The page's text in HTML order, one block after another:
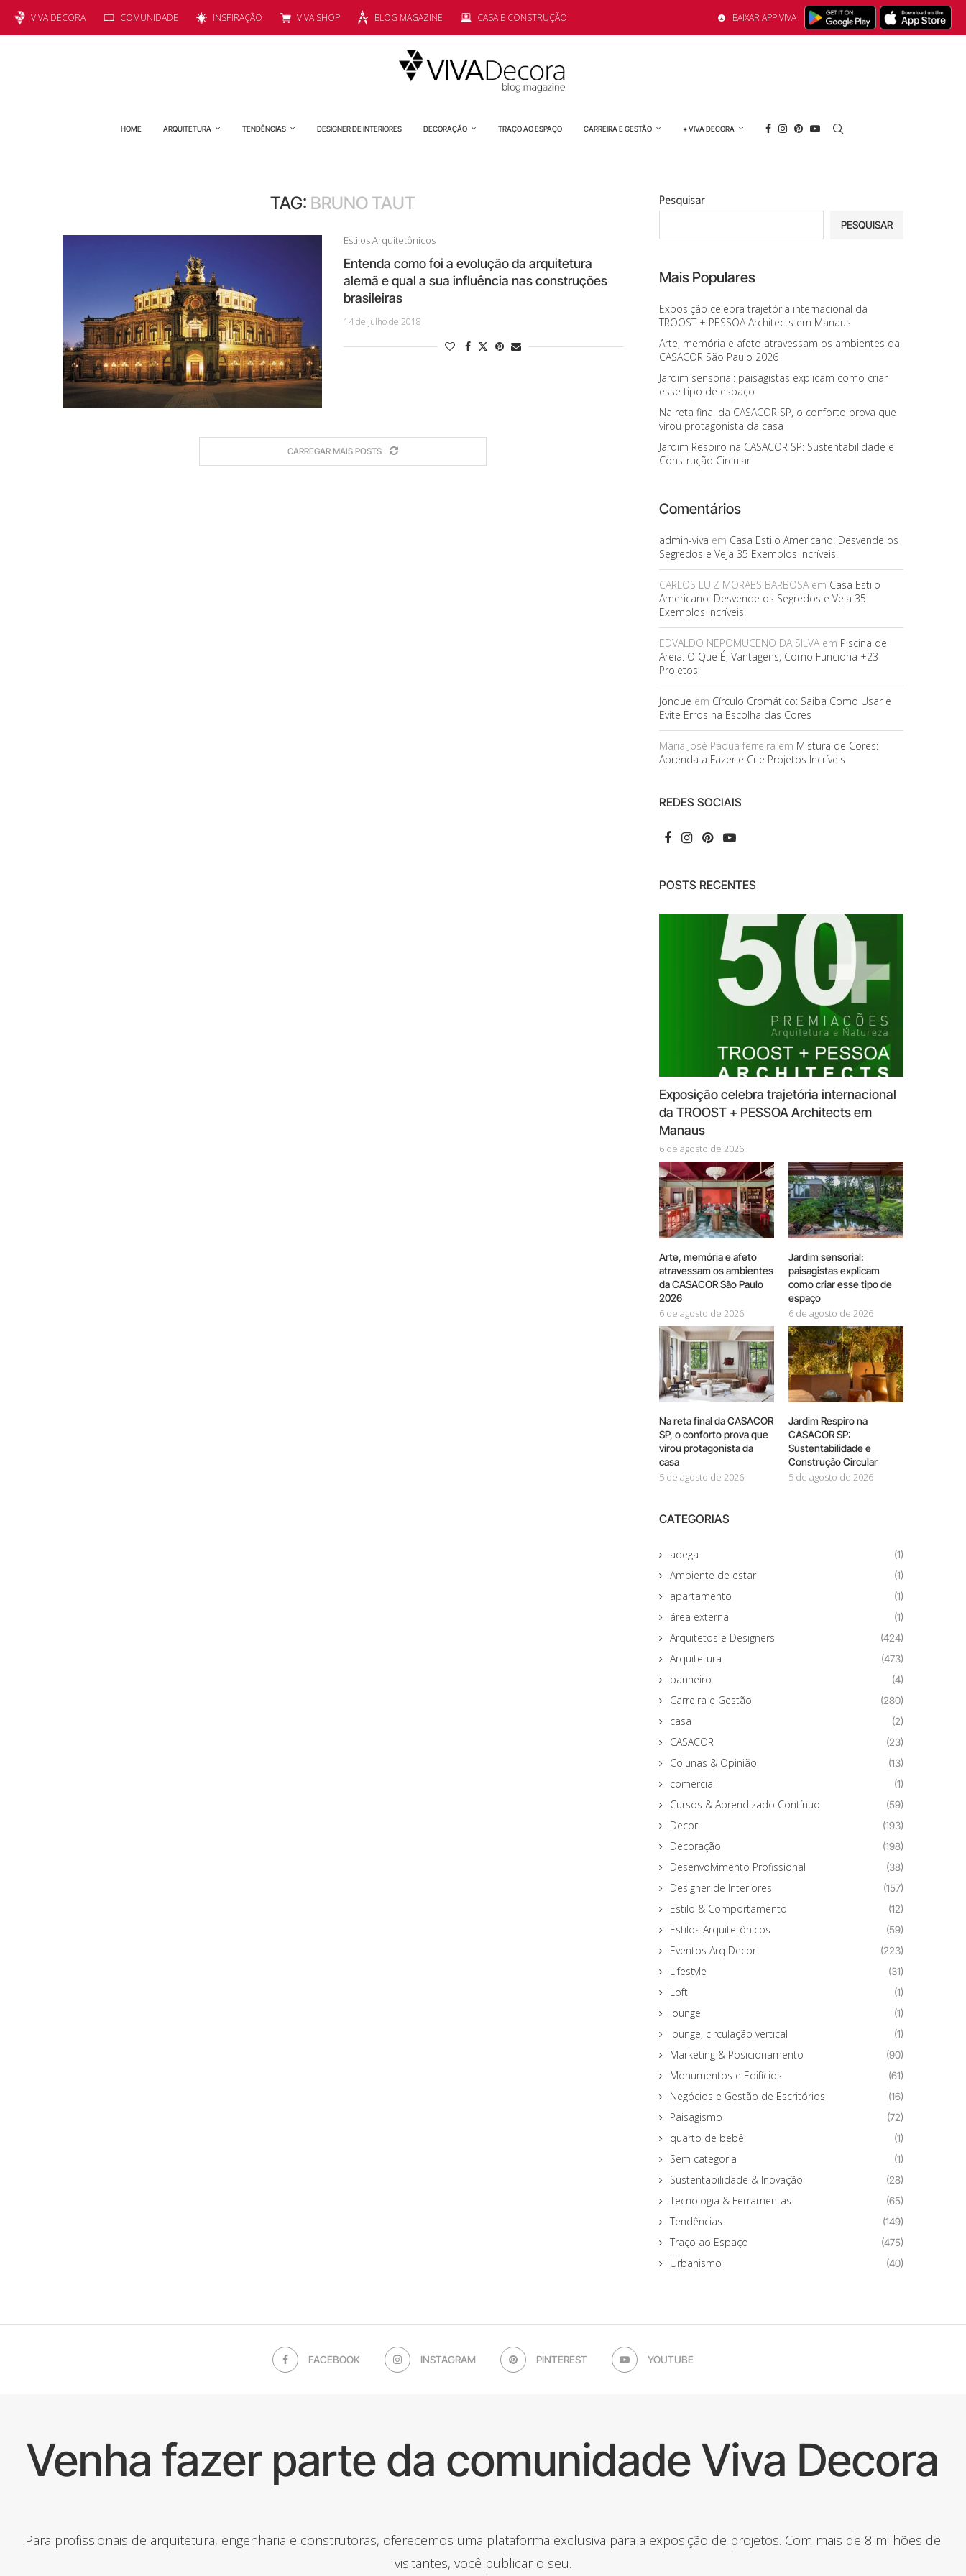
VIVA DECORA COMUNIDADE INSPIRAÇÃO VIVA SHOP BLOG MAGAZINE CASA E CONSTRUÇÃO BAIXAR APP VIVA
HOME ARQUITETURA TENDÊNCIAS DESIGNER DE INTERIORES DECORAÇÃO TRAÇO AO ESPAÇO CARREIRA E GESTÃO + VIVA DECORA
TAG: BRUNO TAUT
Estilos Arquitetônicos
Entenda como foi a evolução da arquitetura
alemã e qual a sua influência nas construções
brasileiras
14 de julho de 2018
CARREGAR MAIS POSTS
Pesquisar
PESQUISAR
Mais Populares
Exposição celebra trajetória internacional da
TROOST + PESSOA Architects em Manaus
Arte, memória e afeto atravessam os ambientes da
CASACOR São Paulo 2026
Jardim sensorial: paisagistas explicam como criar
esse tipo de espaço
Na reta final da CASACOR SP, o conforto prova que
virou protagonista da casa
Jardim Respiro na CASACOR SP: Sustentabilidade e
Construção Circular
Comentários
admin-viva em Casa Estilo Americano: Desvende os
Segredos e Veja 35 Exemplos Incríveis!
CARLOS LUIZ MORAES BARBOSAem Casa Estilo
Americano: Desvende os Segredos e Veja 35
Exemplos Incríveis!
EDVALDO NEPOMUCENO DA SILVAem Piscina de
Areia: O Que É, Vantagens, Como Funciona +23
Projetos
Jonque em Círculo Cromático: Saiba Como Usar e
Evite Erros na Escolha das Cores
Maria José Pádua ferreira em Mistura de Cores:
Aprenda a Fazer e Crie Projetos Incríveis
REDES SOCIAIS
POSTS RECENTES
Exposição celebra trajetória internacional
da TROOST + PESSOA Architects em
Manaus
6 de agosto de 2026
Arte, memória e afeto
atravessam os ambientes
da CASACOR São Paulo
2026
6 de agosto de 2026
Jardim sensorial:
paisagistas explicam
como criar esse tipo de
espaço
6 de agosto de 2026
Na reta final da CASACOR
SP, o conforto prova que
virou protagonista da
casa
5 de agosto de 2026
Jardim Respiro na
CASACOR SP:
Sustentabilidade e
Construção Circular
5 de agosto de 2026
CATEGORIAS
adega (1)
Ambiente de estar (1)
apartamento (1)
área externa (1)
Arquitetos e Designers (424)
Arquitetura (473)
banheiro (4)
Carreira e Gestão (280)
casa (2)
CASACOR (23)
Colunas & Opinião (13)
comercial (1)
Cursos & Aprendizado Contínuo (59)
Decor (193)
Decoração (198)
Desenvolvimento Profissional (38)
Designer de Interiores (157)
Estilo & Comportamento (12)
Estilos Arquitetônicos (59)
Eventos Arq Decor (223)
Lifestyle (31)
Loft (1)
lounge (1)
lounge, circulação vertical (1)
Marketing & Posicionamento (90)
Monumentos e Edifícios (61)
Negócios e Gestão de Escritórios (16)
Paisagismo (72)
quarto de bebê (1)
Sem categoria (1)
Sustentabilidade & Inovação (28)
Tecnologia & Ferramentas (65)
Tendências (149)
Traço ao Espaço (475)
Urbanismo (40)
FACEBOOK INSTAGRAM PINTEREST YOUTUBE
Venha fazer parte da comunidade Viva Decora
Para profissionais de arquitetura, engenharia e construtoras, oferecemos uma plataforma exclusiva para a exposição de projetos. Com mais de 8 milhões de
visitantes, você publicar o seu.